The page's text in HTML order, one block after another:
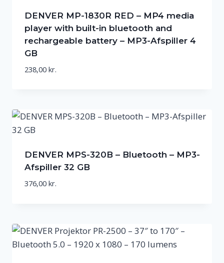
DENVER MP-1830R RED – MP4 media
player with built-in bluetooth and
rechargeable battery – MP3-Afspiller 4
GB
238,00 kr.
DENVER MPS-320B – Bluetooth – MP3-
Afspiller 32 GB
376,00 kr.